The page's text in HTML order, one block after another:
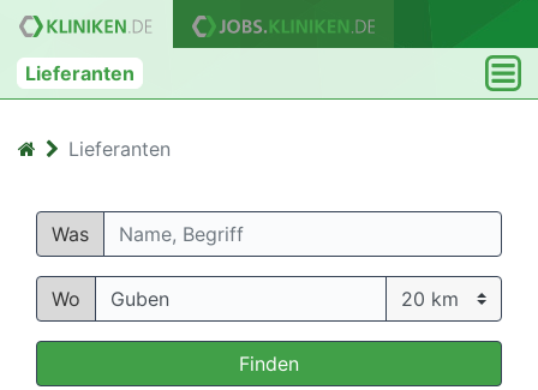
Lieferanten
Lieferanten
Was
Wo
Finden